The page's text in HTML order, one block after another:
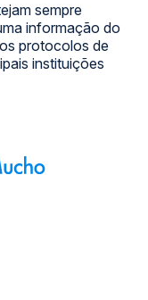
sempre
informação do
protocolos de
instituições